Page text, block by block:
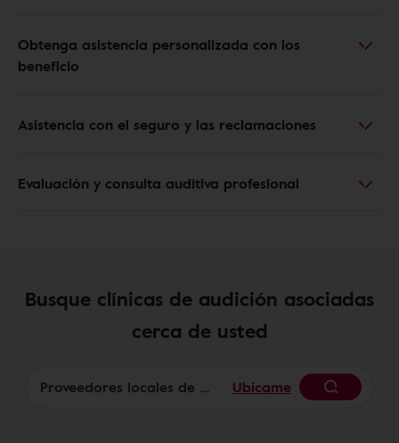
Obtenga asistencia personalizada con los
beneficio
Asistencia con el seguro y las reclamaciones
Evaluación y consulta auditiva profesional
Busque clínicas de audición asociadas
cerca de usted
Ubícame